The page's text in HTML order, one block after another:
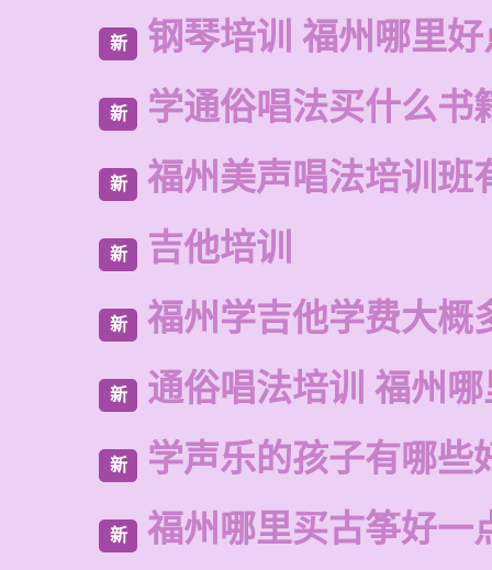
新 钢琴培训 福州哪里
新 学通俗唱法买什么书
新 福州美声唱法培训班
新 吉他培训
新 福州学吉他学费大概
新 通俗唱法培训 福州
新 学声乐的孩子有哪些
新 福州哪里买古筝好一